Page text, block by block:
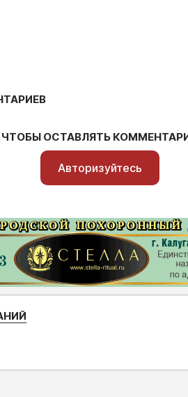
ЧТОБЫ ОСТАВЛЯТЬ
Авторизуйтесь